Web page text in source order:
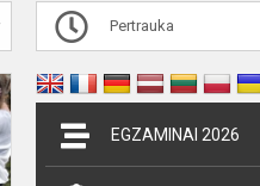
Sveikatingumo
ir
kūrybos
dienoje
Pertrauka
EGZAMINAI 2026